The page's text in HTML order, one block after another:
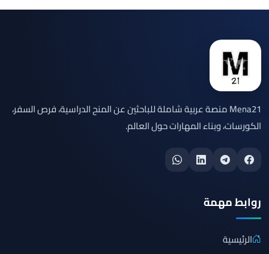
Mena21 منصة عربية شاملة للباحثين عن المنح الدراسية، فرص السفر،
الكورسات، وبناء المهارات حول العالم.
روابط مهمة
الرئيسية